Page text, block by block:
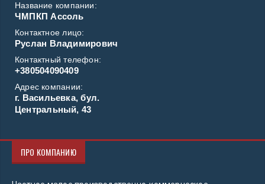
Название компании:
ЧМПКП Ассоль
Контактное лицо:
Руслан Владимирович
Контактный телефон:
+380504090409
Адрес компании:
г. Васильевка, бул.
Центральный, 43
ПРО КОМПАНИЮ